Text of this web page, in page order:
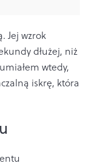
Jej wzrok
dłużej, niż
wtedy,
iskrę, która